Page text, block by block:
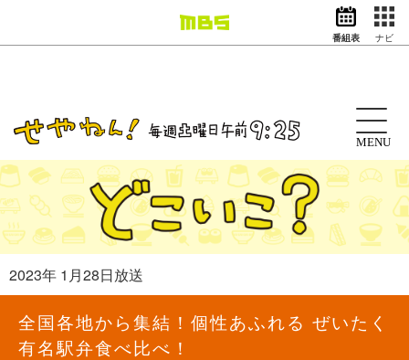
ドラマ
アニメ
動画イズム ニュース
天気・防災 イベント
映画
グッズ
番組表 ナビ
MENU
2023年 1月28日放送
全国各地から集結！個性あふれる ぜいたく
有名駅弁食べ比べ！